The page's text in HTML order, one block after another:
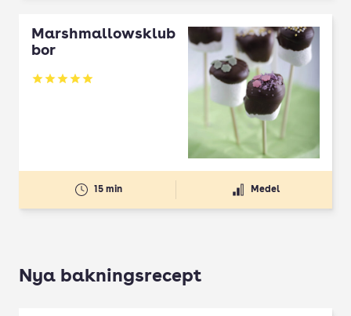
Marshmallowsklub
bor
Betyg: 5 av 5
15 min Medel
Nya bakningsrecept